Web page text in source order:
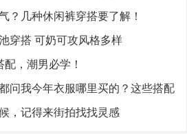
？几种休闲裤穿搭要了解！
穿搭 可奶可攻风格多样
，潮男必学！
问我今年衣服哪里买的？这些搭配
，记得来街拍找找灵感